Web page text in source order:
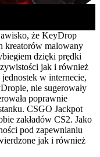
że KeyDrop
kreatorów malowany
dzięki prędki
jak i również
w internecie,
nie sugerowały
poprawnie
CSGO Jackpot
zakładów CS2. Jako
pod zapewnianiu
jak i również